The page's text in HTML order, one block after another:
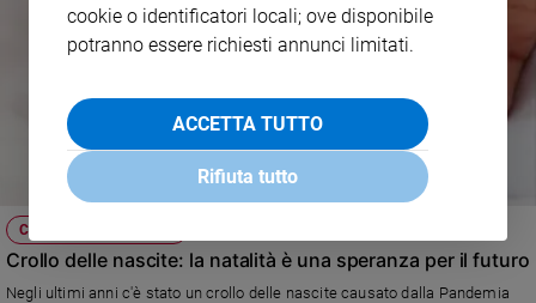
CALO DEMOGRAFICO
Crollo delle nascite: la natalità è una speranza per il futuro
Negli ultimi anni c'è stato un crollo delle nascite causato dalla Pandemia
cookie o identificatori locali; ove disponibile
potranno essere richiesti annunci limitati.
ACCETTA TUTTO
Rifiuta tutto